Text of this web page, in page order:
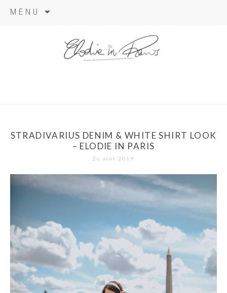
MENU
STRADIVARIUS DENIM & WHITE SHIRT LOOK
– ELODIE IN PARIS
26 août 2019